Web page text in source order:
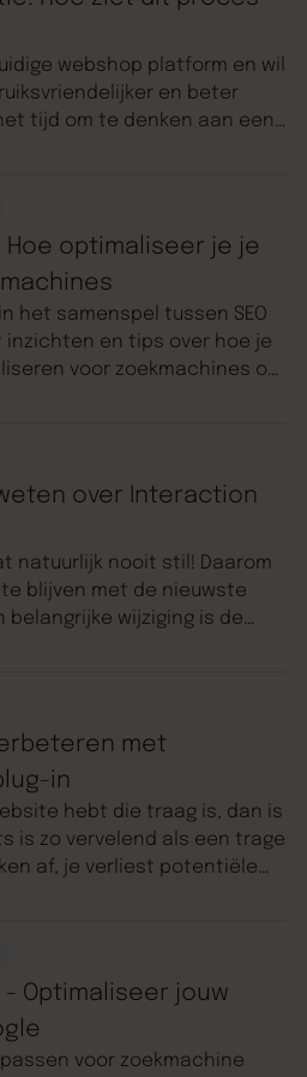
webshop platform en wil
en beter
tijd om te denken aan een
perfect overzet. Wat zijn de
uitvoeren en hoe doe je
we erin duiken!
Hoe optimaliseer je je
het samenspel tussen SEO
inzichten en tips over hoe je
voor zoekmachines om
verder.
over Interaction
natuurlijk nooit stil! Daarom
blijven met de nieuwste
belangrijke wijziging is de
duikt diep in wat INP
hoe je het kunt
het belangrijk is voor SEO.
met
in
hebt die traag is, dan is
is zo vervelend als een trage
af, je verliest potentiële
is mijn WordPress traag?"
van mijn website
er is een oplossing die
is – de LiteSpeed cache
LiteSpeed server zit of
Optimaliseer jouw
voor zoekmachine